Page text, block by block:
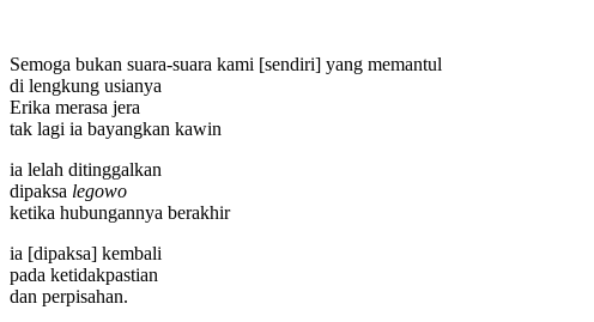
Semoga bukan suara-suara kami [sendiri] yang memantul
di lengkung usianya
Erika merasa jera
tak lagi ia bayangkan kawin
ia lelah ditinggalkan
dipaksa legowo
ketika hubungannya berakhir
ia [dipaksa] kembali
pada ketidakpastian
dan perpisahan.